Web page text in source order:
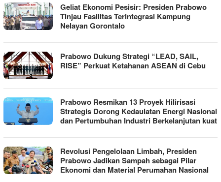
Geliat Ekonomi Pesisir: Presiden Prabowo
Tinjau Fasilitas Terintegrasi Kampung
Nelayan Gorontalo
Prabowo Dukung Strategi “LEAD, SAIL,
RISE” Perkuat Ketahanan ASEAN di Cebu
Prabowo Resmikan 13 Proyek Hilirisasi
Strategis Dorong Kedaulatan Energi Nasional
dan Pertumbuhan Industri Berkelanjutan kuat
Revolusi Pengelolaan Limbah, Presiden
Prabowo Jadikan Sampah sebagai Pilar
Ekonomi dan Material Perumahan Nasional